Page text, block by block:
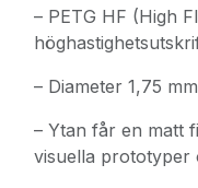
– PETG HF (High
– Diameter 1,75
– Ytan får en matt
visuella prototyper